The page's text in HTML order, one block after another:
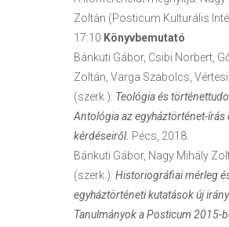
Zoltán (Posticum Kulturális
17:10 Könyvbemutató
Bánkuti Gábor, Csibi Norbert,
Zoltán, Varga Szabolcs,
(szerk.): Teológia és
Antológia az egyháztörténet-írás
kérdéseiről. Pécs, 2018.
Bánkuti Gábor, Nagy Mihály
(szerk.): Historiográfiai mérleg
egyháztörténeti kutatások új
Tanulmányok a Posticum 2015-